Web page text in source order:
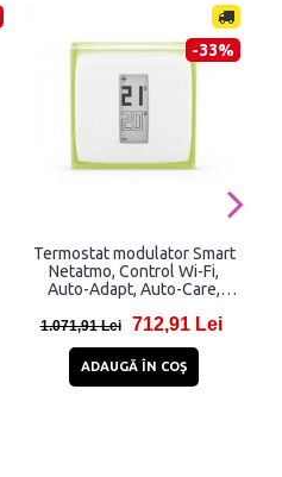
-33%
Termostat modulator Smart
Netatmo, Control Wi-Fi,
Auto-Adapt, Auto-Care,
1.071,91 Lei 712,91 Lei
ADAUGĂ ÎN COŞ